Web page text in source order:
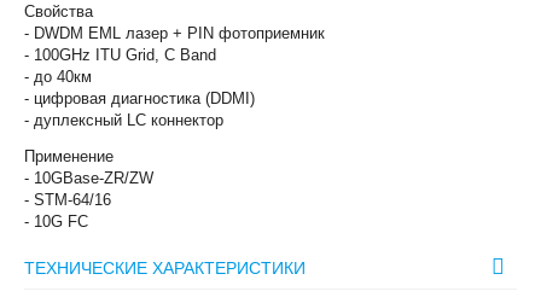
Свойства
- DWDM EML лазер + PIN фотоприемник
- 100GHz ITU Grid, C Band
- до 40км
- цифровая диагностика (DDMI)
- дуплексный LC коннектор
Применение
- 10GBase-ZR/ZW
- STM-64/16
- 10G FC
ТЕХНИЧЕСКИЕ ХАРАКТЕРИСТИКИ